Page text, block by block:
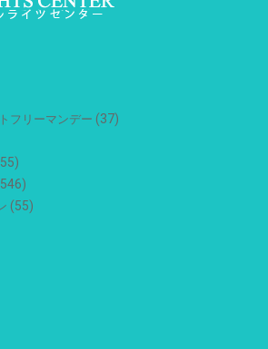
フリーマンデー (37)
(55)